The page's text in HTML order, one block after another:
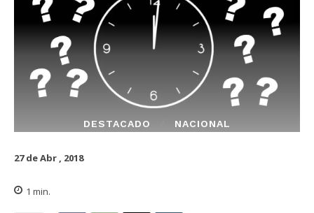
DESTACADO NACIONAL
27 de Abr , 2018
1 min.